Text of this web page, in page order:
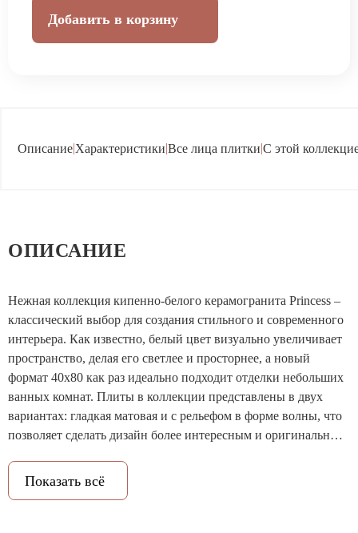
Добавить в корзину
Описание|Характеристики|Все лица плитки|С этой
ОПИСАНИЕ
Нежная коллекция кипенно-белого керамогранита Princess –
классический выбор для создания стильного и современного
интерьера. Как известно, белый цвет визуально увеличивает
пространство, делая его светлее и просторнее, а новый
формат 40х80 как раз идеально подходит отделки небольших
ванных комнат. Плиты в коллекции представлены в двух
вариантах: гладкая матовая и с рельефом в форме волны, что
позволяет сделать дизайн более интересным и оригинальным.
камнем, металлическими элементами, а также на его фоне
особенно эффектно можно расставить яркие акценты.
Показать всё